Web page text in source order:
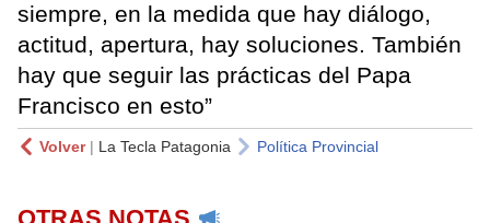
siempre, en la medida que hay diálogo,
actitud, apertura, hay soluciones. También
hay que seguir las prácticas del Papa
Francisco en esto”
Volver| La Tecla Patagonia Política Provincial